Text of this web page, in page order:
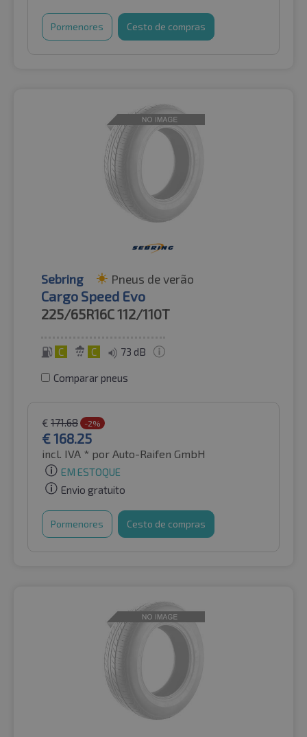
Pormenores Cesto de compras
Sebring Pneus de verão
Cargo Speed Evo
225/65R16C112/110T
C C 73 dB
Comparar pneus
€ 171.68 -2%
€168.25
incl. IVA * por Auto-Raifen GmbH
EM ESTOQUE
Envio gratuito
Pormenores Cesto de compras